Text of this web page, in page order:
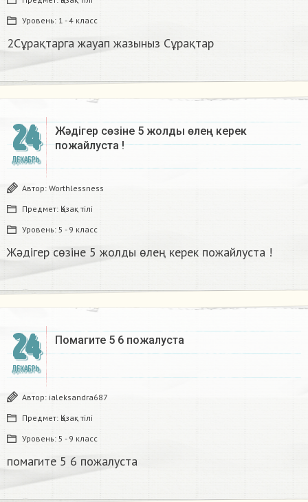
Уровень: 1 - 4 класс
2Сұрақтарга жауап жазыныз Сұрақтар​
24
ДЕКАБРЬ
Жәдігер сөзіне 5 жолды өлең керек
пожайлуста !
Автор: Worthlessness
Предмет: Қазақ тiлi
Уровень: 5 - 9 класс
Жәдігер сөзіне 5 жолды өлең керек пожайлуста !
24
ДЕКАБРЬ
Помагите 5 6 пожалуста​
Автор: ialeksandra687
Предмет: Қазақ тiлi
Уровень: 5 - 9 класс
помагите 5 6 пожалуста​